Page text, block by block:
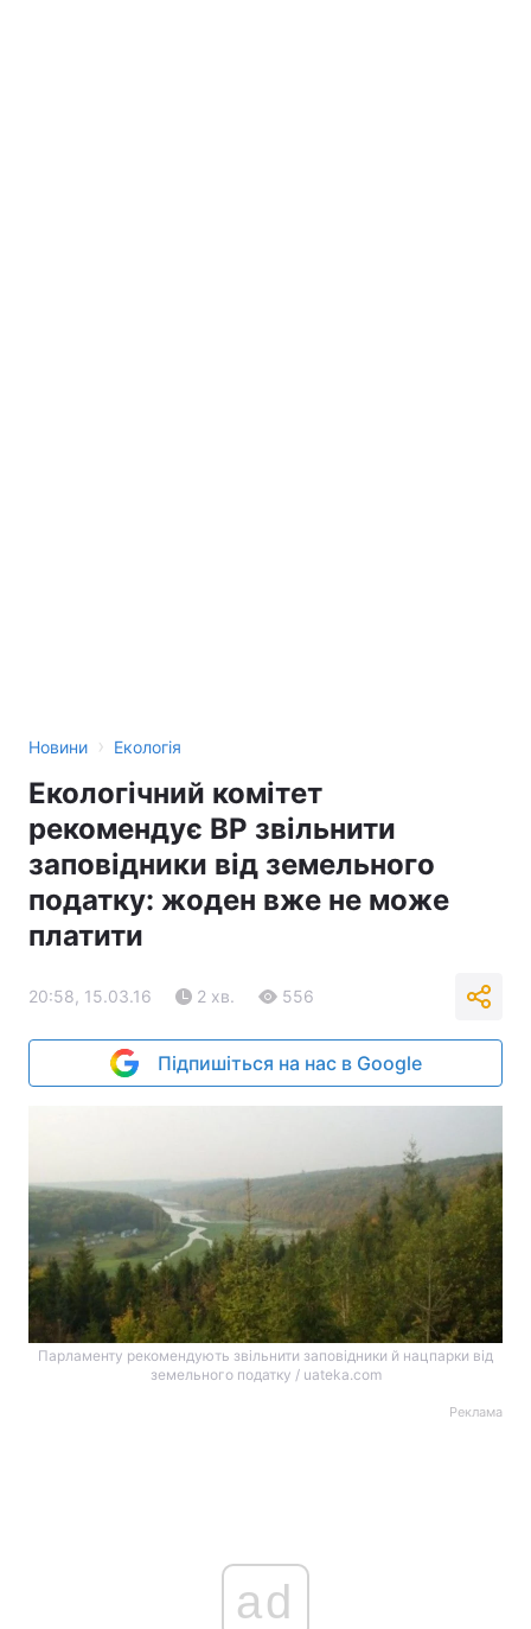
Новини › Екологія
Екологічний комітет
рекомендує ВР звільнити
заповідники від земельного
податку: жоден вже не може
платити
20:58, 15.03.16 2 хв. 556
Підпишіться на нас в Google
Парламенту рекомендують звільнити заповідники й нацпарки від
земельного податку / uateka.com
Реклама
ad